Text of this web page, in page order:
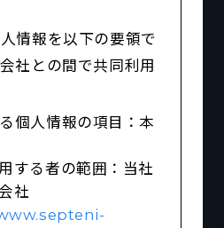
情報を以下の要領で
社との間で共同利用
個人情報の項目：本
する者の範囲：当社
社